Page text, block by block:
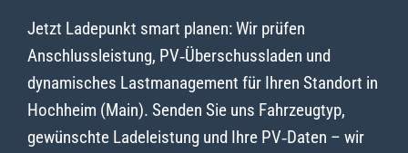
Jetzt Ladepunkt smart planen: Wir prüfen
Anschlussleistung, PV‑Überschussladen und
dynamisches Lastmanagement für Ihren Standort in
Hochheim (Main). Senden Sie uns Fahrzeugtyp,
gewünschte Ladeleistung und Ihre PV‑Daten – wir